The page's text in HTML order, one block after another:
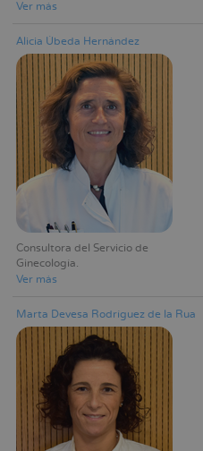
Ver más
Alicia Úbeda Hernández
Consultora del Servicio de
Ginecología
Ver más
Marta Devesa Rodríguez de la Rua